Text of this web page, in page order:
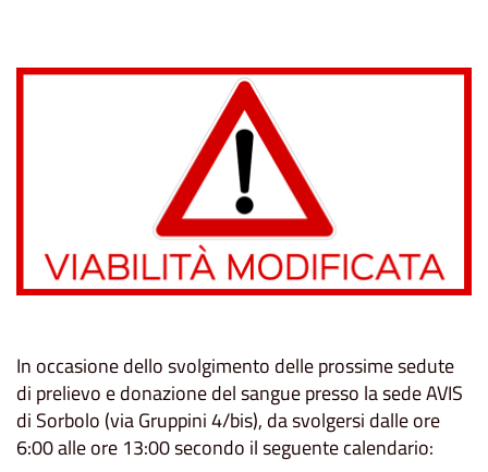
In occasione dello svolgimento delle prossime sedute
di prelievo e donazione del sangue presso la sede AVIS
di Sorbolo (via Gruppini 4/bis), da svolgersi dalle ore
6:00 alle ore 13:00 secondo il seguente calendario: